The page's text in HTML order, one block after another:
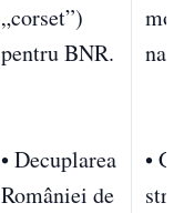
„corset”)
pentru BNR.
• Decuplarea
României de
•